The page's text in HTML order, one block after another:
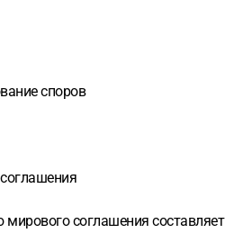
споров
мирового соглашения составляет